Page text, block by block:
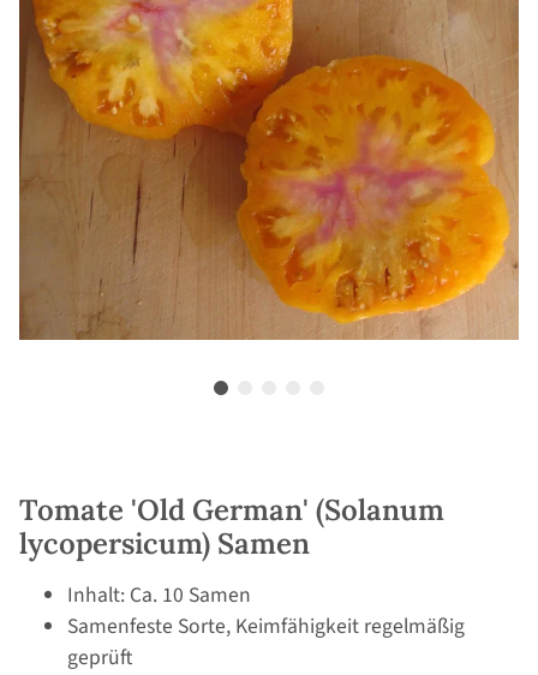
Tomate 'Old German' (Solanum
lycopersicum) Samen
Inhalt: Ca. 10 Samen
Samenfeste Sorte, Keimfähigkeit regelmäßig
geprüft